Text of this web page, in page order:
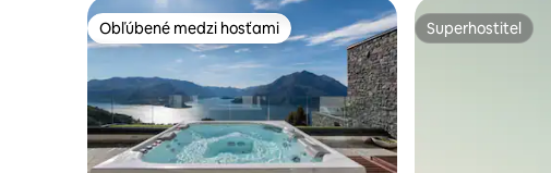
Obľúbené medzi hosťami
Obľúbené medzi hosťami Superhostiteľ
Superhostiteľ